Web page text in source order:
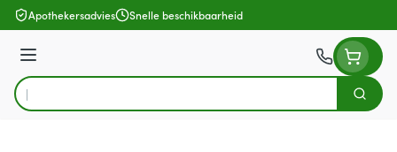
Ga naar de inhoud
Apothekersadvies Snelle beschikbaarheid
Menu
Product, merk, categorie...
Zoek